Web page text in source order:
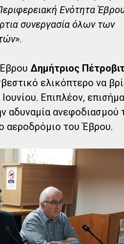
Ενότητα
συνεργασία όλων των
».
Δημήτριος
ελικόπτερο να
Επιπλέον,
αδυναμία ανεφοδιασμού
αεροδρόμιο του Έβρου.